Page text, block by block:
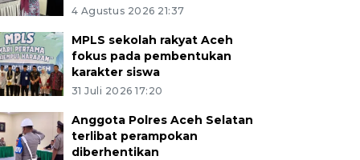
4 Agustus 2026 21:37
MPLS sekolah rakyat Aceh
fokus pada pembentukan
karakter siswa
31 Juli 2026 17:20
Anggota Polres Aceh Selatan
terlibat perampokan
diberhentikan